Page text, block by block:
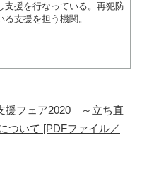
支援を行なっている。再犯防
支援を担う機関。
援フェア2020 ～立ち直
ついて [PDFファイル／